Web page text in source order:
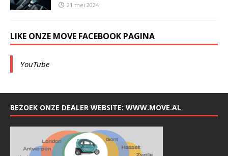
21 mei 2024
LIKE ONZE MOVE FACEBOOK PAGINA
YouTube
BEZOEK ONZE DEALER WEBSITE: WWW.MOVE.AL